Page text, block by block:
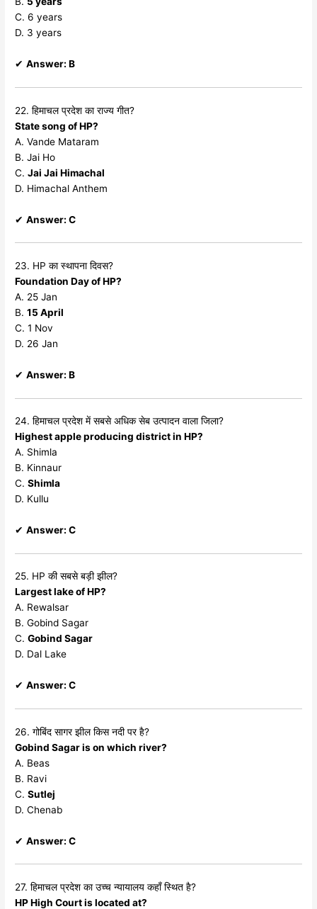
C. 6 years
D. 3 years
✔Answer: B
22. हिमाचल प्रदेश का राज्य गीत?
State song of HP?
A. Vande Mataram
B. Jai Ho
C.Jai Jai Himachal
D. Himachal Anthem
✔Answer: C
23. HP का स्थापना दिवस?
Foundation Day of HP?
A. 25 Jan
B.15 April
C. 1 Nov
D. 26 Jan
✔Answer: B
24. हिमाचल प्रदेश में सबसे अधिक सेब उत्पादन वाला जिला?
Highest apple producing district in HP?
A. Shimla
B. Kinnaur
C.Shimla
D. Kullu
✔Answer: C
25. HP की सबसे बड़ी झील?
Largest lake of HP?
A. Rewalsar
B. Gobind Sagar
C.Gobind Sagar
D. Dal Lake
✔Answer: C
26. गोबिंद सागर झील किस नदी पर है?
Gobind Sagar is on which river?
A. Beas
B. Ravi
C.Sutlej
D. Chenab
✔Answer: C
27. हिमाचल प्रदेश का उच्च न्यायालय कहाँ स्थित है?
HP High Court is located at?